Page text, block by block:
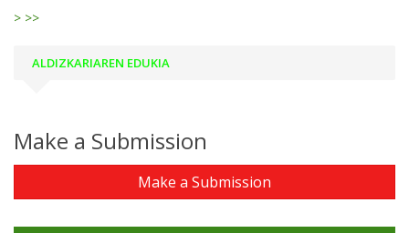
> >>
ALDIZKARIAREN EDUKIA
Make a Submission
Make a Submission